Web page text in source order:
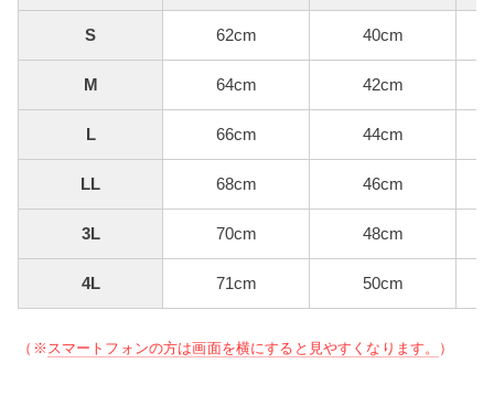
S 62cm 40cm
M 64cm 42cm
L 66cm 44cm
LL 68cm 46cm
3L 70cm 48cm
4L 71cm 50cm
（※ スマートフォンの方は画面を横にすると見やすくなります。 ）